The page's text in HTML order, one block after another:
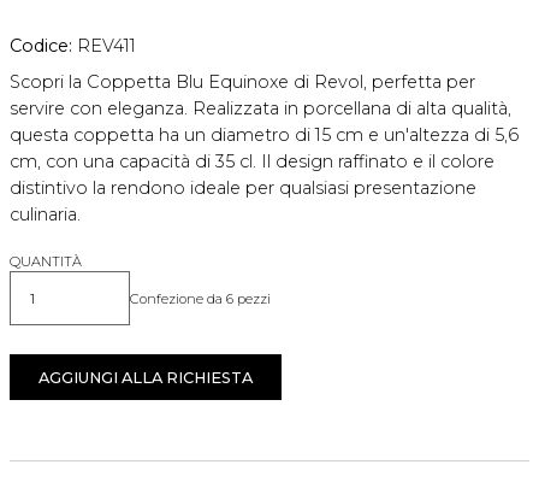
Codice: REV411
Scopri la Coppetta Blu Equinoxe di Revol, perfetta per
servire con eleganza. Realizzata in porcellana di alta qualità,
questa coppetta ha un diametro di 15 cm e un'altezza di 5,6
cm, con una capacità di 35 cl. Il design raffinato e il colore
distintivo la rendono ideale per qualsiasi presentazione
culinaria.
QUANTITÀ
Quantità Confezione da 6 pezzi
AGGIUNGI ALLA RICHIESTA